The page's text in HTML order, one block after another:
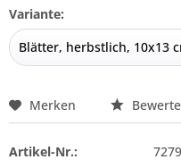
Variante:
Merken
Artikel-Nr.: